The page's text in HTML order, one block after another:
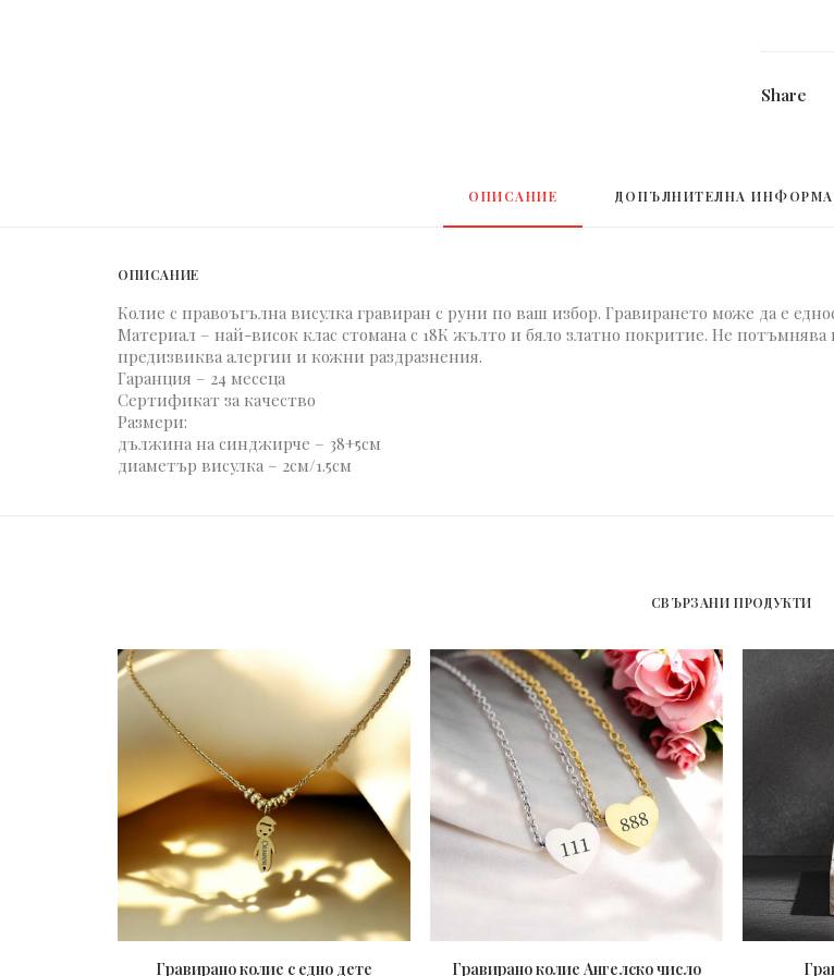
Share
ОПИСАНИЕ ДОПЪЛНИТЕЛНА
ОПИСАНИЕ
Колие с правоъгълна висулка гравиран с руни по ваш избор. Гравирането може да е
Материал – най-висок клас стомана с 18К жълто и бяло златно покритие. Не
предизвиква алергии и кожни раздразнения.
Гаранция – 24 месеца
Сертификат за качество
Размери:
дължина на синджирче – 38+5см
диаметър висулка – 2см/1.5см
СВЪРЗАНИ ПРОДУКТИ
Гравирано колие с едно дете
Гравирано колие Ангелско число